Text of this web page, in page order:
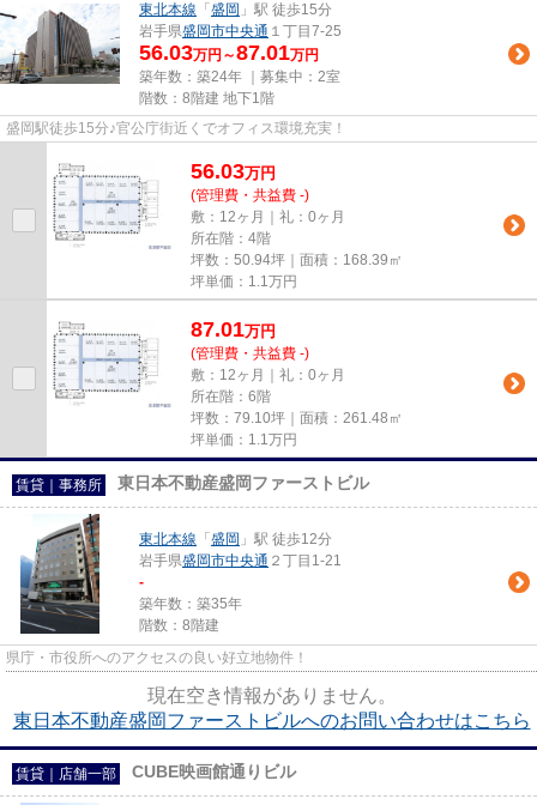
東北本線 「 盛岡 」駅 徒歩15分
岩手県盛岡市中央通 １丁目7-25
56.03万円～87.01万円
築年数：築24年 ｜募集中： 2室
階数：8階建 地下1階
盛岡駅徒歩15分♪官公庁街近くでオフィス環境充実！
56.03万円
(管理費・共益費 -)
敷：12ヶ月｜礼：0ヶ月
所在階：4階
坪数：50.94坪｜面積：168.39㎡
坪単価： 1.1万円
87.01万円
(管理費・共益費 -)
敷：12ヶ月｜礼：0ヶ月
所在階：6階
坪数：79.10坪｜面積：261.48㎡
坪単価： 1.1万円
賃貸｜事務所 東日本不動産盛岡ファーストビル
東北本線 「 盛岡 」駅 徒歩12分
岩手県盛岡市中央通 ２丁目1-21
-
築年数：築35年
階数：8階建
県庁・市役所へのアクセスの良い好立地物件！
現在空き情報がありません。
東日本不動産盛岡ファーストビルへのお問い合わせはこちら
賃貸｜店舗一部 CUBE映画館通りビル